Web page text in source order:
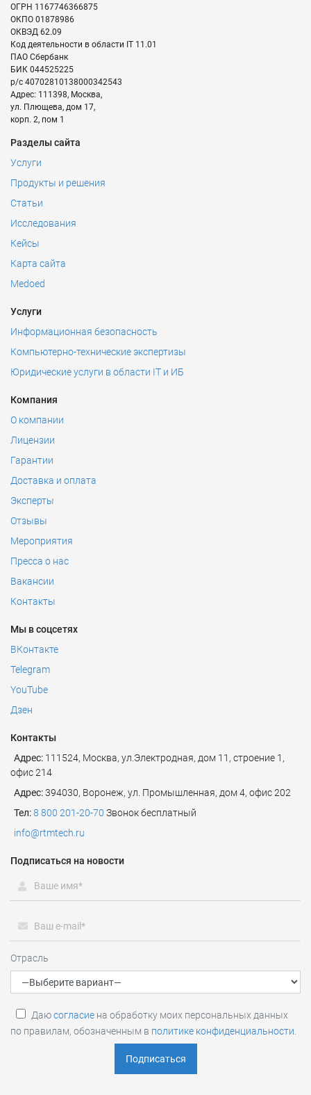
ОГРН 1167746366875
ОКПО 01878986
ОКВЭД 62.09
Код деятельности в области IT 11.01
ПАО Сбербанк
БИК 044525225
р/с 40702810138000342543
Адрес: 111398, Москва,
ул. Плющева, дом 17,
корп. 2, пом 1
Разделы сайта
Услуги
Продукты и решения
Статьи
Исследования
Кейсы
Карта сайта
Medoed
Услуги
Информационная безопасность
Компьютерно-технические экспертизы
Юридические услуги в области IT и ИБ
Компания
О компании
Лицензии
Гарантии
Доставка и оплата
Эксперты
Отзывы
Мероприятия
Пресса о нас
Вакансии
Контакты
Мы в соцсетях
ВКонтакте
Telegram
YouTube
Дзен
Контакты
Адрес: 111524, Москва, ул.Электродная, дом 11, строение 1,
офис 214
Адрес:394030, Воронеж, ул. Промышленная, дом 4, офис 202
Тел:8 800 201-20-70 Звонок бесплатный
info@rtmtech.ru
Подписаться на новости
Отрасль
Даюсогласие на обработку моих персональных данных
по правилам, обозначенным в политике конфиденциальности.